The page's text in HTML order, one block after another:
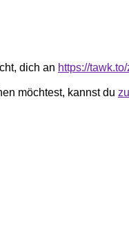
dich an https://
möchtest, kannst du